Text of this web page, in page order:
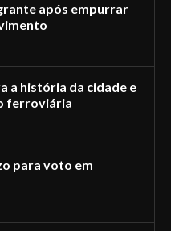
após empurrar
a história da cidade e
ferroviária
para voto em